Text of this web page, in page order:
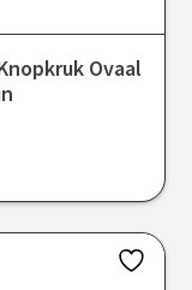
Ovaal